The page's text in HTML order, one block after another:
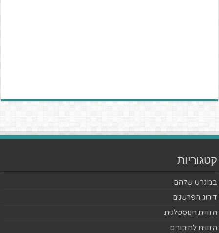
קטגוריות
במגרש שלהם
דירוג הפרשנים
הזווית הנוסטלגית
הזווית לחיבורים